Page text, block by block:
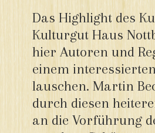
Das Highlight des
Kulturgut Haus
hier Autoren und
einem
lauschen. Martin
durch diesen
an die Vorführung